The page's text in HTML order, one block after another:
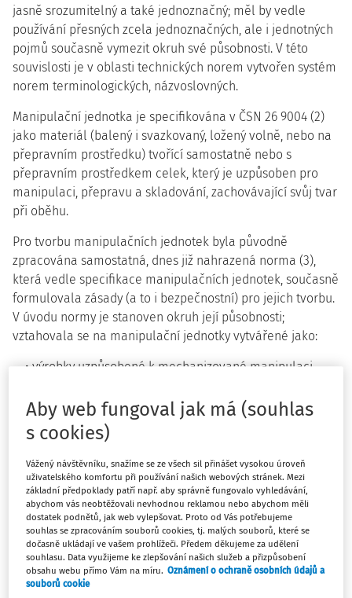
jasně srozumitelný a také jednoznačný; měl by vedle
používání přesných zcela jednoznačných, ale i jednotných
pojmů současně vymezit okruh své působnosti. V této
souvislosti je v oblasti technických norem vytvořen systém
norem terminologických, názvoslovných.
Manipulační jednotka je specifikována v ČSN 26 9004 (2)
jako materiál (balený i svazkovaný, ložený volně, nebo na
přepravním prostředku) tvořící samostatně nebo s
přepravním prostředkem celek, který je uzpůsoben pro
manipulaci, přepravu a skladování, zachovávající svůj tvar
při oběhu.
Pro tvorbu manipulačních jednotek byla původně
zpracována samostatná, dnes již nahrazená norma (3),
která vedle specifikace manipulačních jednotek, současně
formulovala zásady (a to i bezpečnostní) pro jejich tvorbu.
V úvodu normy je stanoven okruh její působnosti;
vztahovala se na manipulační jednotky vytvářené jako:
výrobky uzpůsobené k mechanizované manipulaci,
jednotky přepravního balení,
ložené přepravní plošiny,
ložené přepravky,
ložené ukládací bedny,
paletové jednotky,
kontejnerové jednotky.
Paletové jednotky vždy tvořily nejrozšířenější skupinu
manipulačních jednotek, na které se současně
kumulovalo nejvíce bezpečnostních problémů, jakož i
nežádoucích událostí. Tato skutečnost si vynutila
Aby web fungoval jak má (souhlas
s cookies)
Vážený návštěvníku, snažíme se ze všech sil přinášet vysokou úroveň
uživatelského komfortu při používání našich webových stránek. Mezi
základní předpoklady patří např. aby správně fungovalo vyhledávání,
abychom vás neobtěžovali nevhodnou reklamou nebo abychom měli
dostatek podnětů, jak web vylepšovat. Proto od Vás potřebujeme
souhlas se zpracováním souborů cookies, tj. malých souborů, které se
dočasně ukládají ve vašem prohlížeči. Předem děkujeme za udělení
souhlasu. Data využijeme ke zlepšování našich služeb a přizpůsobení
obsahu webu přímo Vám na míru. Oznámení o ochraně osobních údajů a
souborů cookie